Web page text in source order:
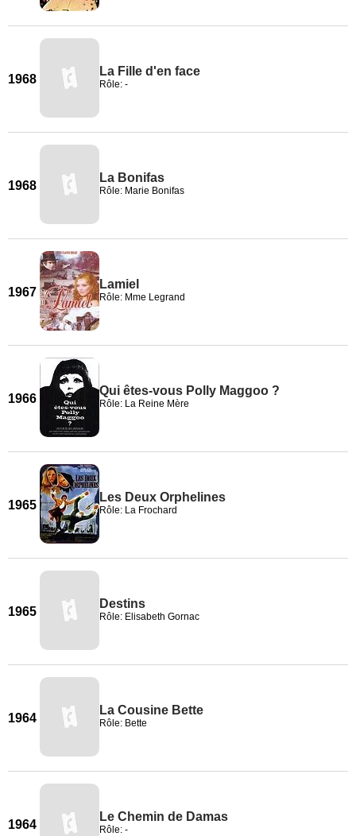
1968
La Fille d'en face
Rôle: -
1968
La Bonifas
Rôle: Marie Bonifas
1967
Lamiel
Rôle: Mme Legrand
1966
Qui êtes-vous Polly Maggoo ?
Rôle: La Reine Mère
1965
Les Deux Orphelines
Rôle: La Frochard
1965
Destins
Rôle: Elisabeth Gornac
1964
La Cousine Bette
Rôle: Bette
1964
Le Chemin de Damas
Rôle: -